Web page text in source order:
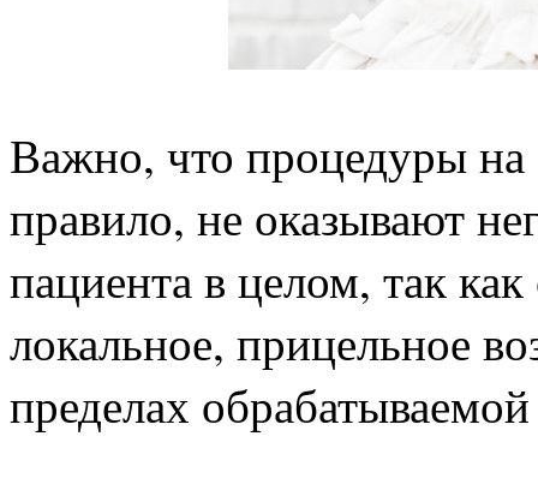
Важно, что процедуры на
правило, не оказывают
пациента в целом, так
локальное, прицельное
пределах